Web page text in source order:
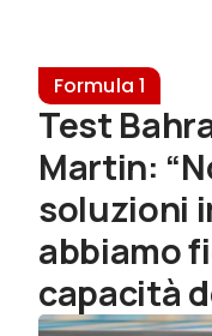
Formula 1
Test
Martin:
soluzioni
abbiamo
capacità